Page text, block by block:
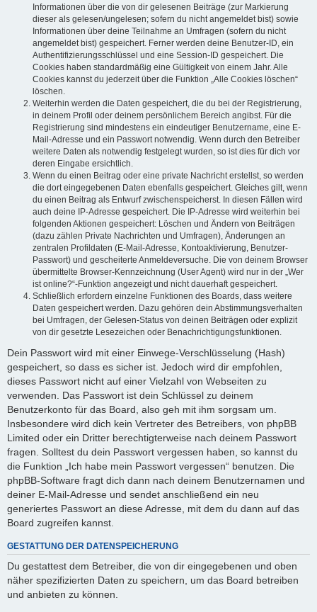
Informationen über die von dir gelesenen Beiträge (zur Markierung
dieser als gelesen/ungelesen; sofern du nicht angemeldet bist) sowie
Informationen über deine Teilnahme an Umfragen (sofern du nicht
angemeldet bist) gespeichert. Ferner werden deine Benutzer-ID, ein
Authentifizierungsschlüssel und eine Session-ID gespeichert. Die
Cookies haben standardmäßig eine Gültigkeit von einem Jahr. Alle
Cookies kannst du jederzeit über die Funktion „Alle Cookies löschen“
löschen.
Weiterhin werden die Daten gespeichert, die du bei der Registrierung,
in deinem Profil oder deinem persönlichem Bereich angibst. Für die
Registrierung sind mindestens ein eindeutiger Benutzername, eine E-
Mail-Adresse und ein Passwort notwendig. Wenn durch den Betreiber
weitere Daten als notwendig festgelegt wurden, so ist dies für dich vor
deren Eingabe ersichtlich.
Wenn du einen Beitrag oder eine private Nachricht erstellst, so werden
die dort eingegebenen Daten ebenfalls gespeichert. Gleiches gilt, wenn
du einen Beitrag als Entwurf zwischenspeicherst. In diesen Fällen wird
auch deine IP-Adresse gespeichert. Die IP-Adresse wird weiterhin bei
folgenden Aktionen gespeichert: Löschen und Ändern von Beiträgen
(dazu zählen Private Nachrichten und Umfragen), Änderungen an
zentralen Profildaten (E-Mail-Adresse, Kontoaktivierung, Benutzer-
Passwort) und gescheiterte Anmeldeversuche. Die von deinem Browser
übermittelte Browser-Kennzeichnung (User Agent) wird nur in der „Wer
ist online?“-Funktion angezeigt und nicht dauerhaft gespeichert.
Schließlich erfordern einzelne Funktionen des Boards, dass weitere
Daten gespeichert werden. Dazu gehören dein Abstimmungsverhalten
bei Umfragen, der Gelesen-Status von deinen Beiträgen oder explizit
von dir gesetzte Lesezeichen oder Benachrichtigungsfunktionen.
Dein Passwort wird mit einer Einwege-Verschlüsselung (Hash)
gespeichert, so dass es sicher ist. Jedoch wird dir empfohlen,
dieses Passwort nicht auf einer Vielzahl von Webseiten zu
verwenden. Das Passwort ist dein Schlüssel zu deinem
Benutzerkonto für das Board, also geh mit ihm sorgsam um.
Insbesondere wird dich kein Vertreter des Betreibers, von phpBB
Limited oder ein Dritter berechtigterweise nach deinem Passwort
fragen. Solltest du dein Passwort vergessen haben, so kannst du
die Funktion „Ich habe mein Passwort vergessen“ benutzen. Die
phpBB-Software fragt dich dann nach deinem Benutzernamen und
deiner E-Mail-Adresse und sendet anschließend ein neu
generiertes Passwort an diese Adresse, mit dem du dann auf das
Board zugreifen kannst.
GESTATTUNG DER DATENSPEICHERUNG
Du gestattest dem Betreiber, die von dir eingegebenen und oben
näher spezifizierten Daten zu speichern, um das Board betreiben
und anbieten zu können.